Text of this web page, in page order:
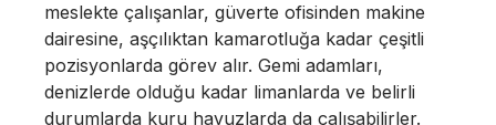
meslekte çalışanlar, güverte ofisinden makine
dairesine, aşçılıktan kamarotluğa kadar çeşitli
pozisyonlarda görev alır. Gemi adamları,
denizlerde olduğu kadar limanlarda ve belirli
durumlarda kuru havuzlarda da çalışabilirler.